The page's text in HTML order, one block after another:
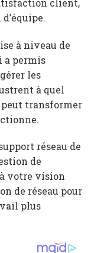
client,
à niveau de
a permis
les
à quel
transformer
réseau de
de
votre vision
de réseau pour
plus